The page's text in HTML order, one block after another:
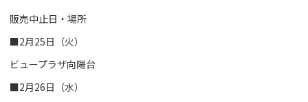
販売中止日・場所
■2月25日（火）
ビュープラザ向陽台
■2月26日（水）